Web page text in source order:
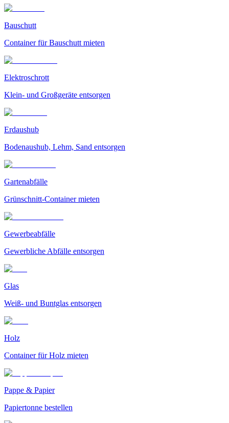
Bauschutt
Container für Bauschutt mieten
Elektroschrott
Klein- und Großgeräte entsorgen
Erdaushub
Bodenaushub, Lehm, Sand entsorgen
Gartenabfälle
Grünschnitt-Container mieten
Gewerbeabfälle
Gewerbliche Abfälle entsorgen
Glas
Weiß- und Buntglas entsorgen
Holz
Container für Holz mieten
Pappe & Papier
Papiertonne bestellen